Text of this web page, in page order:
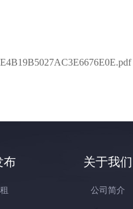
布 关于我们
公司简介